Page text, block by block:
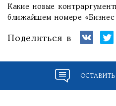
Какие новые
ближайшем номере «Бизнес
Поделиться в